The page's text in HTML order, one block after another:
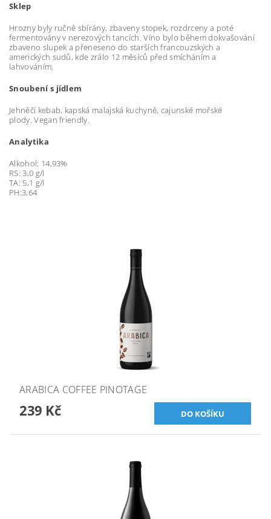
Sklep
Hrozny byly ručně sbírány, zbaveny stopek, rozdrceny a poté
fermentovány v nerezových tancích. Víno bylo během dokvašování
zbaveno slupek a přeneseno do starších francouzských a
amerických sudů, kde zrálo 12 měsíců před smícháním a
lahvováním.
Snoubení s jídlem
Jehněčí kebab, kapská malajská kuchyně, cajunské mořské
plody. Vegan friendly.
Analytika
Alkohol: 14,93%
RS: 3,0 g/l
TA: 5,1 g/l
PH:3,64
ARABICA COFFEE PINOTAGE
239 Kč